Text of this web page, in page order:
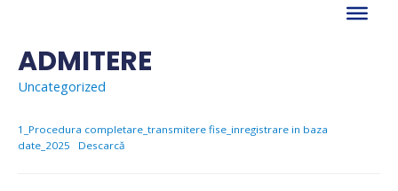
content
ADMITERE
Uncategorized
1_Procedura completare_transmitere fise_inregistrare in baza
date_2025
Descarcă